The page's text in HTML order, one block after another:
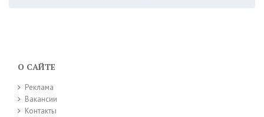
О САЙТЕ
Реклама
Вакансии
Контакты